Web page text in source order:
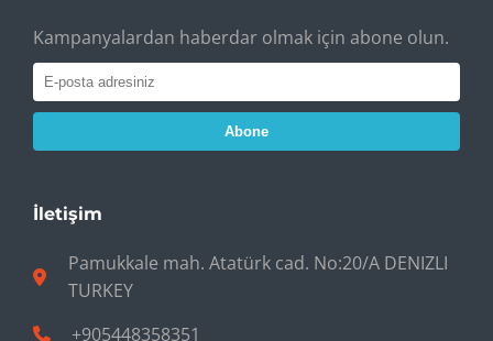
Kampanyalardan haberdar olmak için abone olun.
Abone
İletişim
Pamukkale mah. Atatürk cad. No:20/A DENIZLI
TURKEY
+905448358351